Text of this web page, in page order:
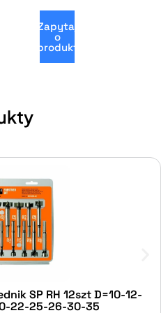
Zapytaj
o
produkt
SP RH 12szt D=10-12-
22-25-26-30-35